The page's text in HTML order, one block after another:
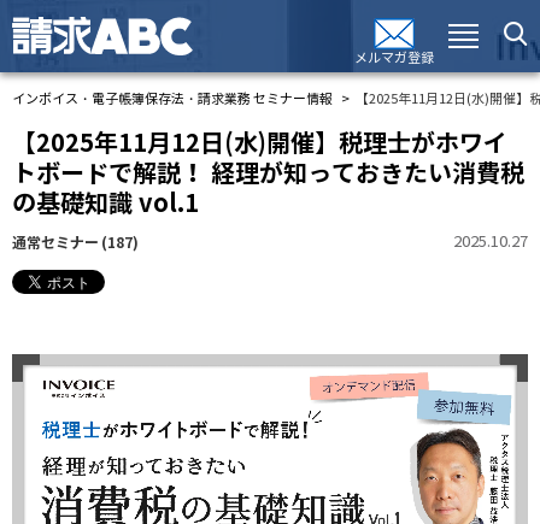
メルマガ登録
インボイス・電子帳簿保存法・請求業務 セミナー情報 【2025年11月12日(水)開催
【2025年11月12日(水)開催】税理士がホワイ
トボードで解説！ 経理が知っておきたい消費税
の基礎知識 vol.1
通常セミナー (187) 2025.10.27